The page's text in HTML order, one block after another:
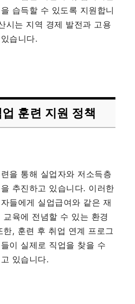
습득할 수 있도록 지원합니
시는 지역 경제 발전과 고용
습니다.
훈련 지원 정책
을 통해 실업자와 저소득층
추진하고 있습니다. 이러한
들에게 실업급여와 같은 재
교육에 전념할 수 있는 환경
한, 훈련 후 취업 연계 프로그
이 실제로 직업을 찾을 수
있습니다.